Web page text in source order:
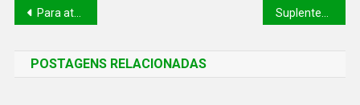
Para atender deputados, governo vai discutir recriação Funasa
POSTAGENS RELACIONADAS